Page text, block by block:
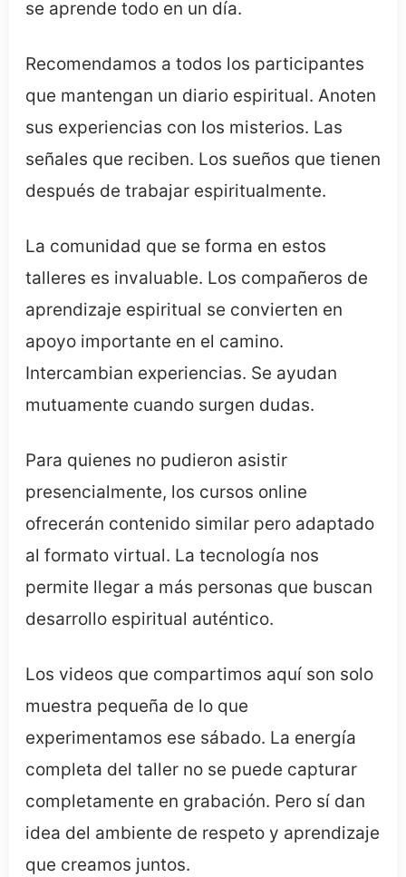
se aprende todo en un día.
Recomendamos a todos los participantes
que mantengan un diario espiritual. Anoten
sus experiencias con los misterios. Las
señales que reciben. Los sueños que tienen
después de trabajar espiritualmente.
La comunidad que se forma en estos
talleres es invaluable. Los compañeros de
aprendizaje espiritual se convierten en
apoyo importante en el camino.
Intercambian experiencias. Se ayudan
mutuamente cuando surgen dudas.
Para quienes no pudieron asistir
presencialmente, los cursos online
ofrecerán contenido similar pero adaptado
al formato virtual. La tecnología nos
permite llegar a más personas que buscan
desarrollo espiritual auténtico.
Los videos que compartimos aquí son solo
muestra pequeña de lo que
experimentamos ese sábado. La energía
completa del taller no se puede capturar
completamente en grabación. Pero sí dan
idea del ambiente de respeto y aprendizaje
que creamos juntos.